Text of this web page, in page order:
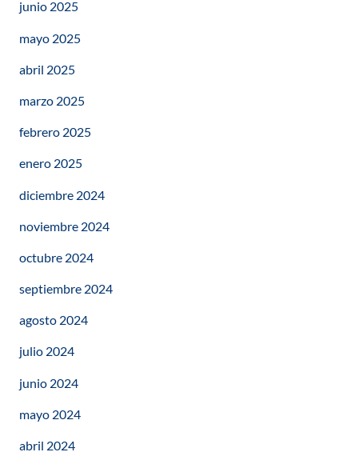
junio 2025
mayo 2025
abril 2025
marzo 2025
febrero 2025
enero 2025
diciembre 2024
noviembre 2024
octubre 2024
septiembre 2024
agosto 2024
julio 2024
junio 2024
mayo 2024
abril 2024